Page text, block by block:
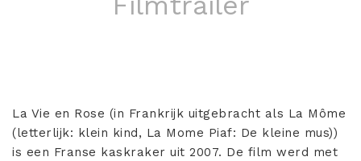
La Vie en Rose (in Frankrijk uitgebracht als La Môme
(letterlijk: klein kind, La Mome Piaf: De kleine mus))
is een Franse kaskraker uit 2007. De film werd met